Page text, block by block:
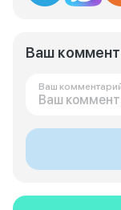
Ваш
Ваш